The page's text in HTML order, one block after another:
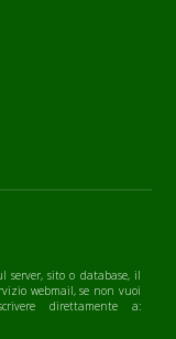
server, sito o database, il
webmail, se non vuoi
direttamente a: